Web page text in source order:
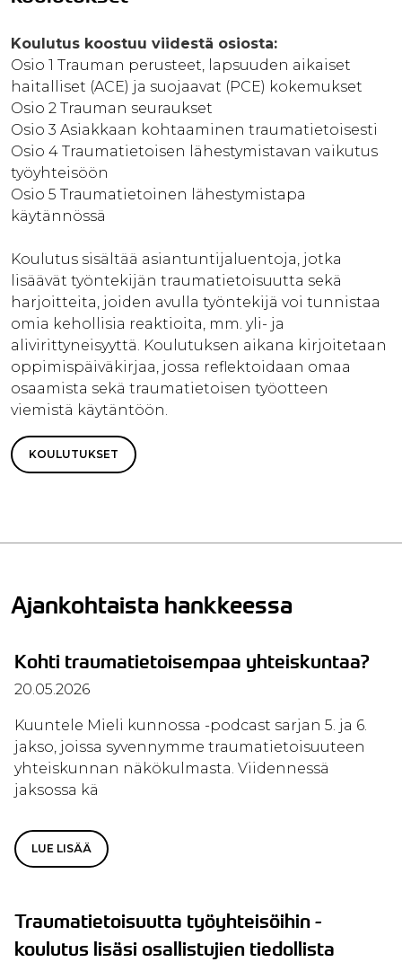
Koulutus koostuu viidestä osiosta:
Osio 1 Trauman perusteet, lapsuuden aikaiset
haitalliset (ACE) ja suojaavat (PCE) kokemukset
Osio 2 Trauman seuraukset
Osio 3 Asiakkaan kohtaaminen traumatietoisesti
Osio 4 Traumatietoisen lähestymistavan vaikutus
työyhteisöön
Osio 5 Traumatietoinen lähestymistapa
käytännössä
Koulutus sisältää asiantuntijaluentoja, jotka
lisäävät työntekijän traumatietoisuutta sekä
harjoitteita, joiden avulla työntekijä voi tunnistaa
omia kehollisia reaktioita, mm. yli- ja
alivirittyneisyyttä. Koulutuksen aikana kirjoitetaan
oppimispäiväkirjaa, jossa reflektoidaan omaa
osaamista sekä traumatietoisen työotteen
viemistä käytäntöön.
KOULUTUKSET
Ajankohtaista hankkeessa
Kohti traumatietoisempaa yhteiskuntaa?
20.05.2026
Kuuntele Mieli kunnossa -podcast sarjan 5. ja 6.
jakso, joissa syvennymme traumatietoisuuteen
yhteiskunnan näkökulmasta. Viidennessä
jaksossa kä
LUE LISÄÄ
Traumatietoisuutta työyhteisöihin -
koulutus lisäsi osallistujien tiedollista